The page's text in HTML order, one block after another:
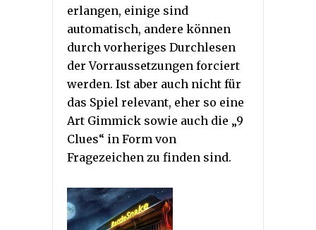
erlangen, einige sind
automatisch, andere können
durch vorheriges Durchlesen
der Vorraussetzungen forciert
werden. Ist aber auch nicht für
das Spiel relevant, eher so eine
Art Gimmick sowie auch die „9
Clues“ in Form von
Fragezeichen zu finden sind.